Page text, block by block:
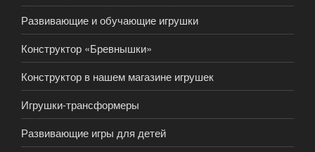
Развивающие и обучающие игрушки
Конструктор «Бревнышки»
Конструктор в нашем магазине игрушек
Игрушки-трансформеры
Развивающие игры для детей